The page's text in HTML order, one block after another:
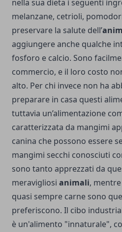
nella sua dieta i seguenti
melanzane, cetrioli,
preservare la salute dell’
aggiungere anche qualche
fosforo e calcio. Sono
commercio, e il loro costo
alto. Per chi invece non ha
preparare in casa questi
tuttavia un’alimentazione
caratterizzata da mangimi
canina che possono essere
mangimi secchi conosciuti
sono tanto apprezzati da
meravigliosi animali,
quasi sempre carne sono
preferiscono. Il cibo
è un'alimento "innaturale",